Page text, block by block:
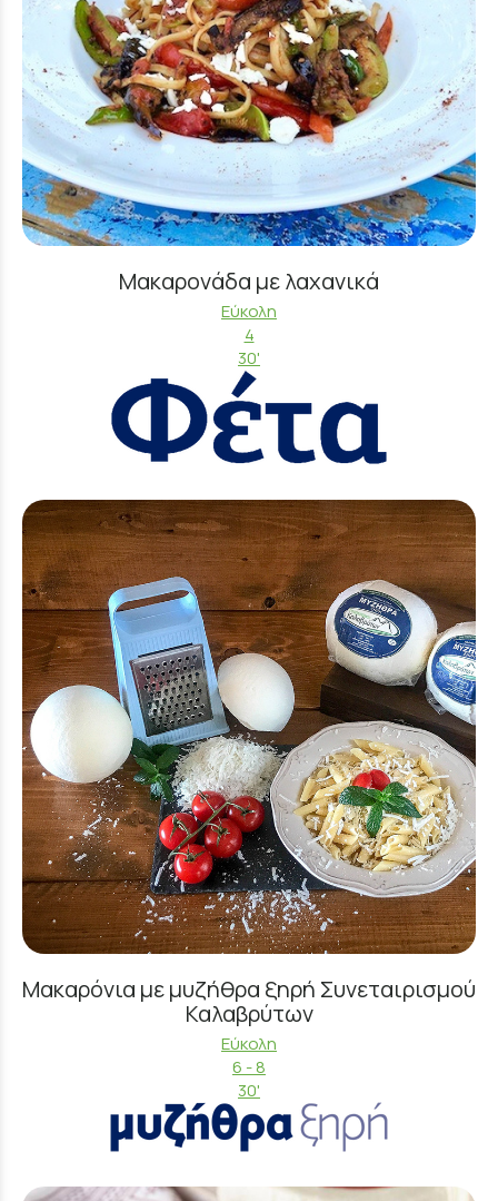
Μακαρονάδα με λαχανικά
Εύκολη
4
30'
Μακαρόνια με μυζήθρα ξηρή Συνεταιρισμού
Καλαβρύτων
Εύκολη
6 - 8
30'